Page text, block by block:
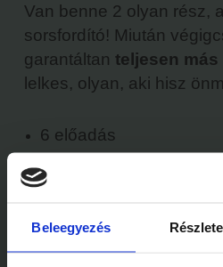
Beleegyezés
Van benne 2 olyan rész,
sorsfordító! Miután
garantáltan teljesen más
lelkes, olyan, aki hisz
6 előadás
12 feladat
a végére, mérhetetlen